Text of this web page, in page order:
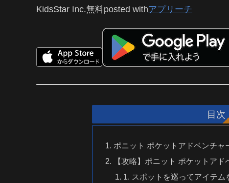
KidsStar Inc.無料posted withアプリーチ
目次
ポニット ポケットアドベンチャ
【攻略】ポニット ポケットア
1. スポットを巡ってアイテム